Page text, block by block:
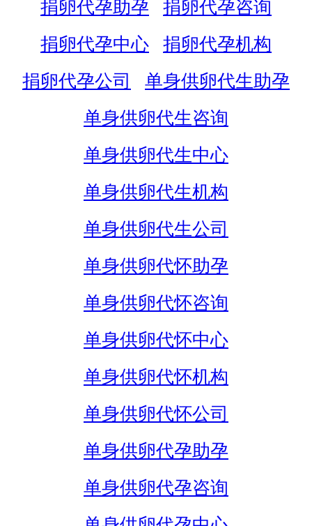
捐卵代孕助孕
捐卵代孕咨询
捐卵代孕中心
捐卵代孕机构
捐卵代孕公司
单身供卵代生助孕
单身供卵代生咨询
单身供卵代生中心
单身供卵代生机构
单身供卵代生公司
单身供卵代怀助孕
单身供卵代怀咨询
单身供卵代怀中心
单身供卵代怀机构
单身供卵代怀公司
单身供卵代孕助孕
单身供卵代孕咨询